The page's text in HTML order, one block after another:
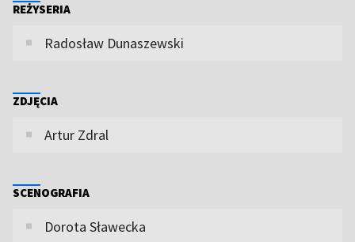
REŻYSERIA
Radosław Dunaszewski
ZDJĘCIA
Artur Zdral
SCENOGRAFIA
Dorota Sławecka